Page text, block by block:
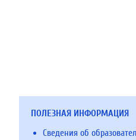
ПОЛЕЗНАЯ ИНФОРМАЦИЯ
Сведения об